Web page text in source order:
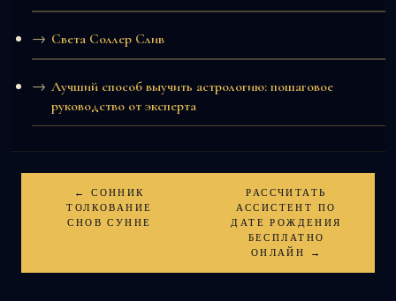
Света Соллер Слив
Лучший способ выучить астрологию: пошаговое
руководство от эксперта
← СОННИК
ТОЛКОВАНИЕ
СНОВ СУННЕ
РАССЧИТАТЬ
АССИСТЕНТ ПО
ДАТЕ РОЖДЕНИЯ
БЕСПЛАТНО
ОНЛАЙН →